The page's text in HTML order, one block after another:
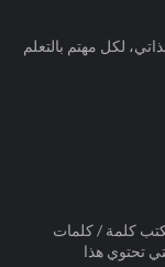
لكل مهتم بالتعلم
كلمة / كلمات
تحتوي هذا